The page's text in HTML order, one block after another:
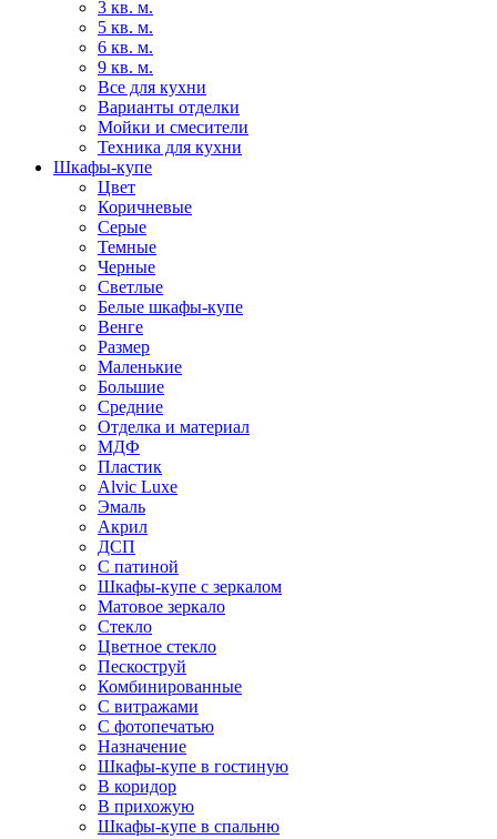
3 кв. м.
5 кв. м.
6 кв. м.
9 кв. м.
Все для кухни
Варианты отделки
Мойки и смесители
Техника для кухни
Шкафы-купе
Цвет
Коричневые
Серые
Темные
Черные
Светлые
Белые шкафы-купе
Венге
Размер
Маленькие
Большие
Средние
Отделка и материал
МДФ
Пластик
Alvic Luxe
Эмаль
Акрил
ДСП
С патиной
Шкафы-купе с зеркалом
Матовое зеркало
Стекло
Цветное стекло
Пескоструй
Комбинированные
С витражами
С фотопечатью
Назначение
Шкафы-купе в гостиную
В коридор
В прихожую
Шкафы-купе в спальню